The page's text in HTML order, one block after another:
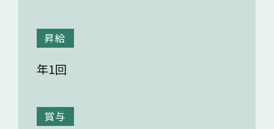
昇給
年1回
賞与